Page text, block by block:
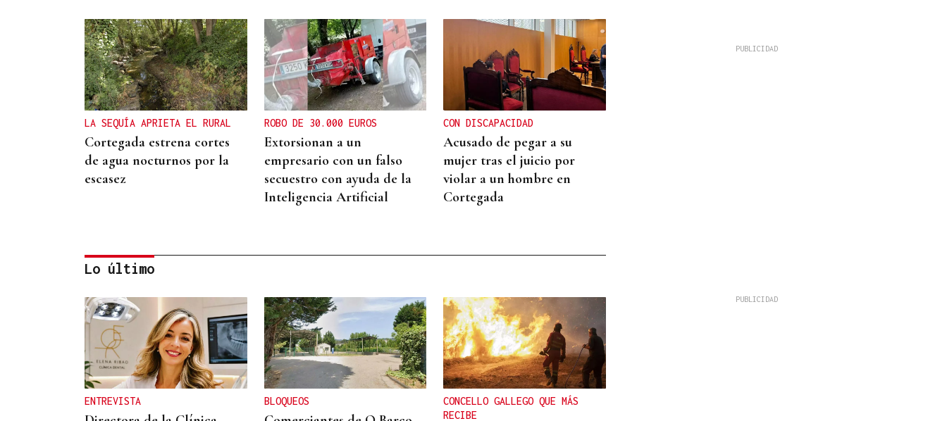
LA SEQUÍA APRIETA EL RURAL
Cortegada estrena cortes
de agua nocturnos por la
escasez
ROBO DE 30.000 EUROS
Extorsionan a un
empresario con un falso
secuestro con ayuda de la
Inteligencia Artificial
CON DISCAPACIDAD
Acusado de pegar a su
mujer tras el juicio por
violar a un hombre en
Cortegada
30.000 EUROS
La OU-402 estrena en
Cortegada senda peatonal
Lo último
ENTREVISTA BLOQUEOS
CONCELLO GALLEGO QUE MÁS
RECIBE